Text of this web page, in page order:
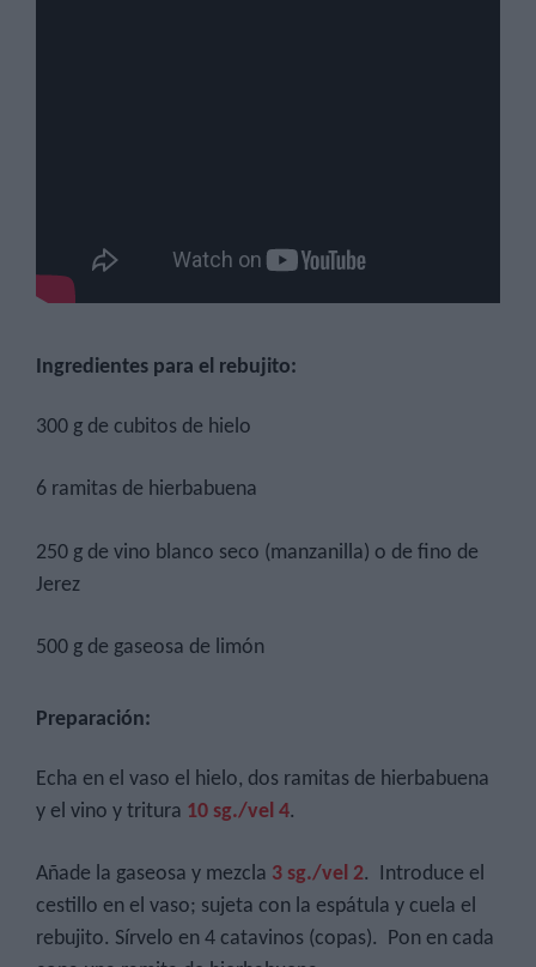
Ingredientes para el rebujito:
300 g de cubitos de hielo
6 ramitas de hierbabuena
250 g de vino blanco seco (manzanilla) o de fino de
Jerez
500 g de gaseosa de limón
Preparación:
Echa en el vaso el hielo, dos ramitas de hierbabuena
y el vino y tritura 10 sg./vel 4.
Añade la gaseosa y mezcla 3 sg./vel 2. Introduce el
cestillo en el vaso; sujeta con la espátula y cuela el
rebujito. Sírvelo en 4 catavinos (copas). Pon en cada